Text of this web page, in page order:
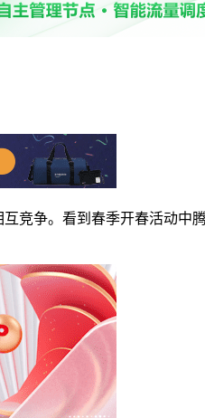
竞争。看到春季开春活动